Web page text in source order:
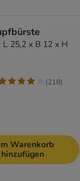
L 25,2 x B 12 x H
(218)
Warenkorb
hinzufügen